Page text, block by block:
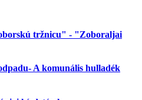
tržnicu" - "Zoboraljai
A komunális hulladék